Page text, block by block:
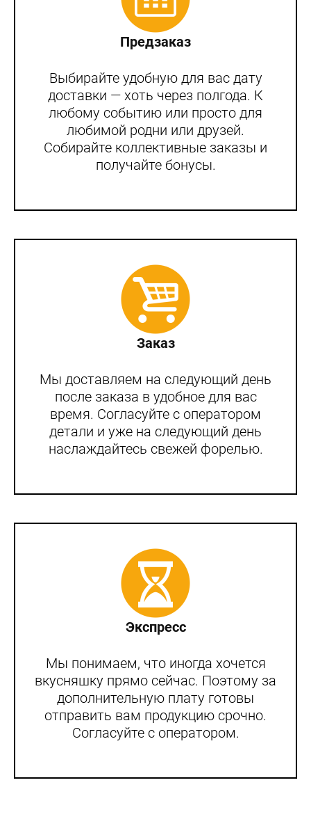
Предзаказ
Выбирайте удобную для вас дату
доставки — хоть через полгода. К
любому событию или просто для
любимой родни или друзей.
Собирайте коллективные заказы и
получайте бонусы.
Заказ
Мы доставляем на следующий день
после заказа в удобное для вас
время. Согласуйте с оператором
детали и уже на следующий день
наслаждайтесь свежей форелью.
Экспресс
Мы понимаем, что иногда хочется
вкусняшку прямо сейчас. Поэтому за
дополнительную плату готовы
отправить вам продукцию срочно.
Согласуйте с оператором.